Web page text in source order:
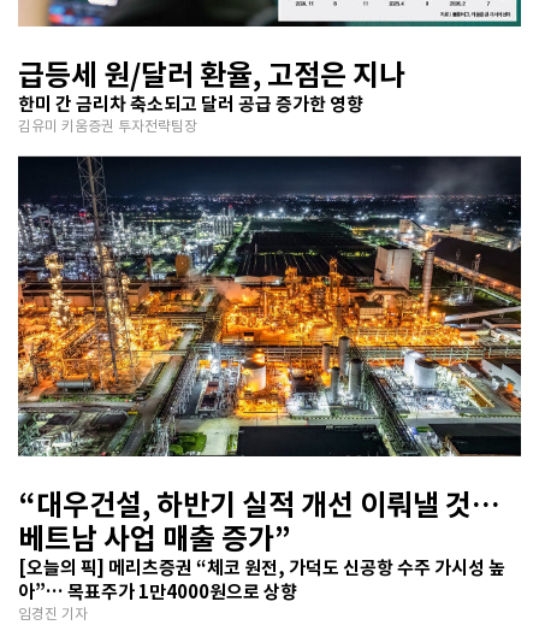
급등세 원/달러 환율, 고점은 지나
한미 간 금리차 축소되고 달러 공급 증가한 영향
김유미 키움증권 투자전략팀장
“대우건설, 하반기 실적 개선 이뤄낼 것…
베트남 사업 매출 증가”
[오늘의 픽] 메리츠증권 “체코 원전, 가덕도 신공항 수주 가시성 높
아”… 목표주가 1만4000원으로 상향
임경진 기자